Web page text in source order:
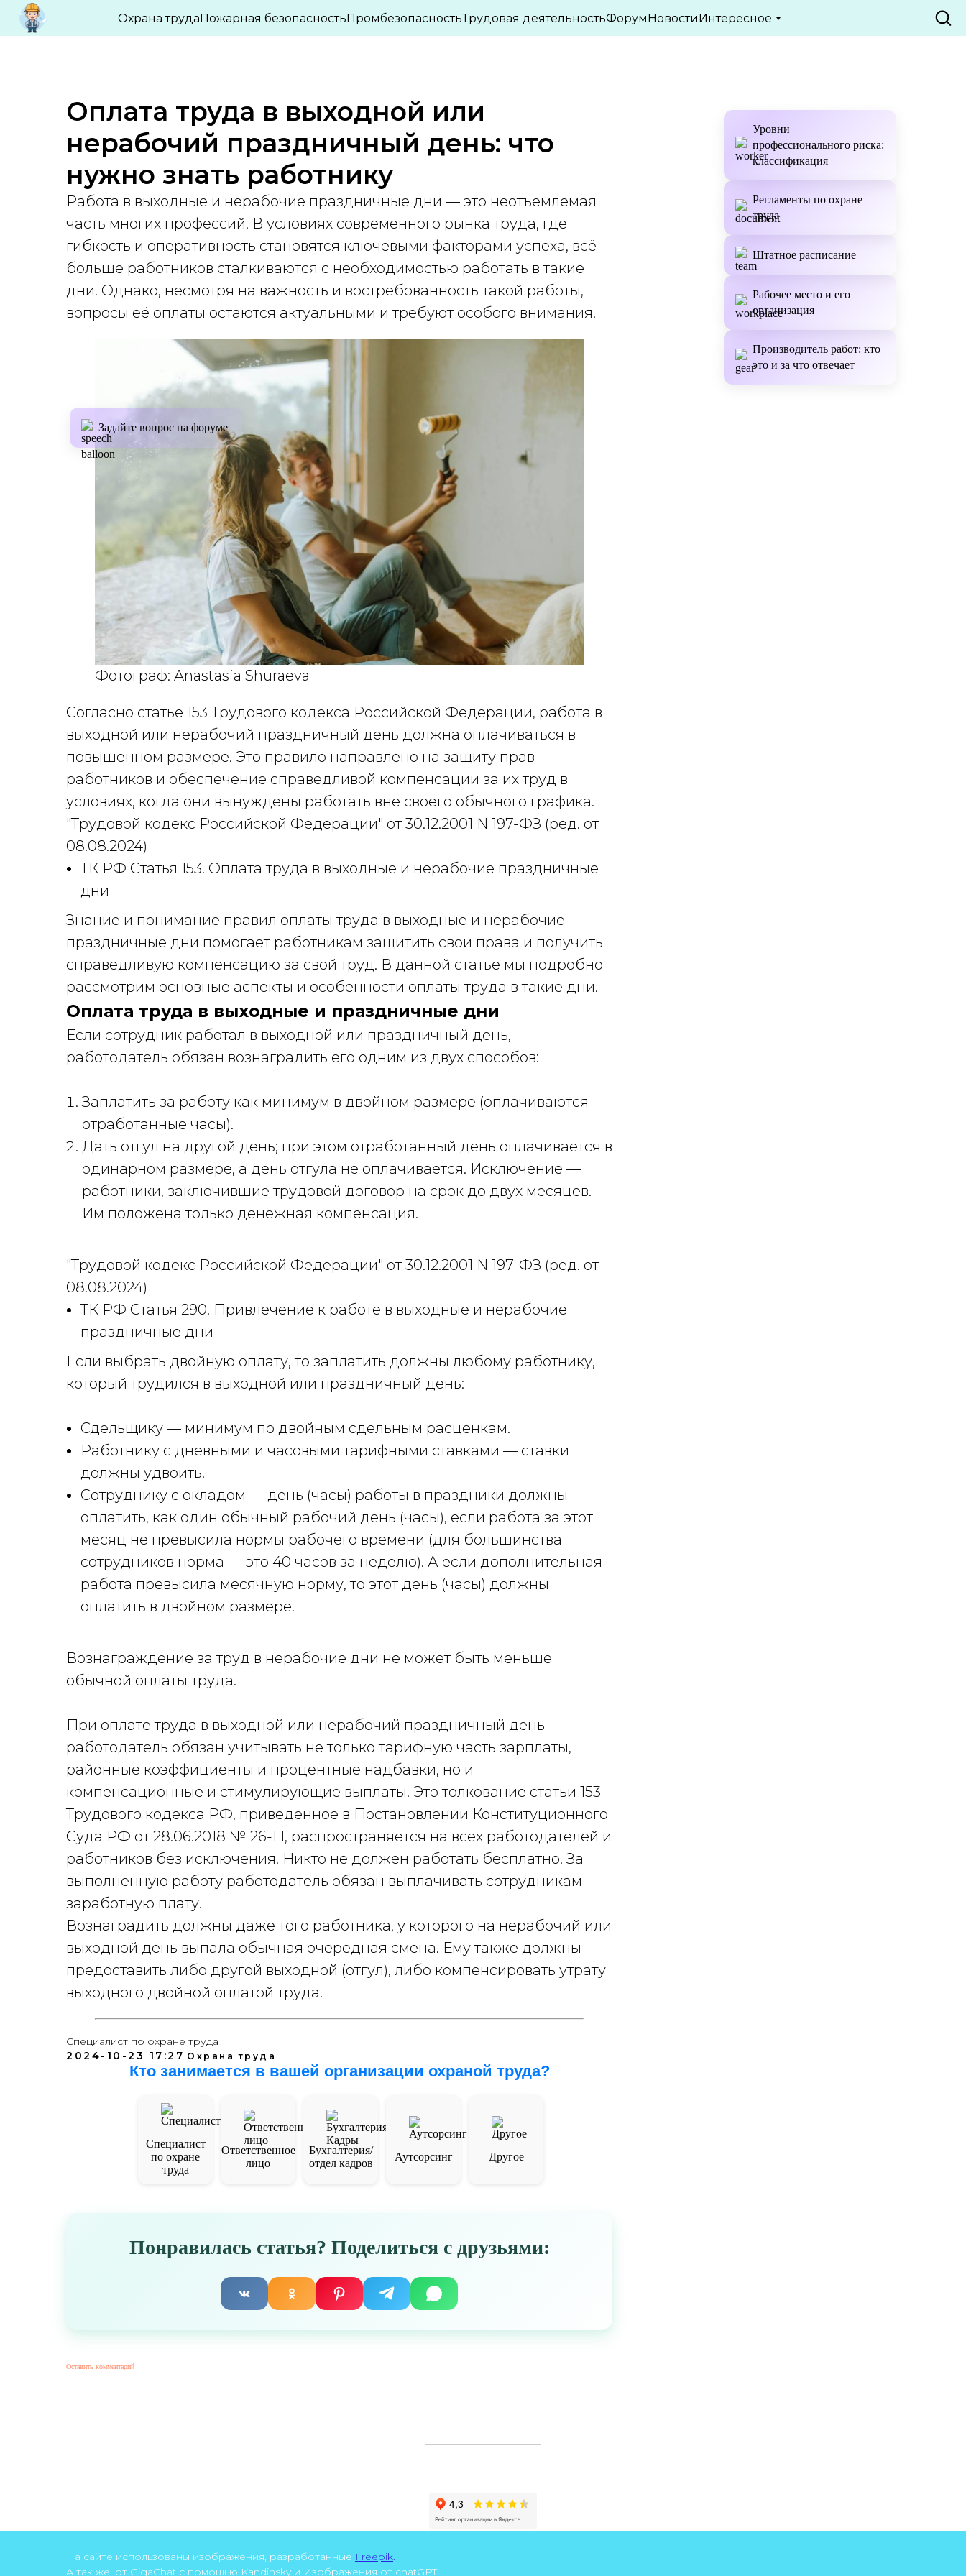
БЛОГ ПО ОХРАНЕ ТРУДА И ПРОМБЕЗОПАСНОСТИ » ОХРАНА ТРУДА » ИНТЕРЕСНЫЕ СТАТЬИ
Охрана трудаПожарная безопасностьПромбезопасностьТрудовая деятельностьФорумНовостиИнтересное
Оплата труда в выходной или
нерабочий праздничный день: что
нужно знать работнику
Работа в выходные и нерабочие праздничные дни — это неотъемлемая
часть многих профессий. В условиях современного рынка труда, где
гибкость и оперативность становятся ключевыми факторами успеха, всё
больше работников сталкиваются с необходимостью работать в такие
дни. Однако, несмотря на важность и востребованность такой работы,
вопросы её оплаты остаются актуальными и требуют особого внимания.
Фотограф: Anastasia Shuraeva
Согласно статье 153 Трудового кодекса Российской Федерации, работа в
выходной или нерабочий праздничный день должна оплачиваться в
повышенном размере. Это правило направлено на защиту прав
работников и обеспечение справедливой компенсации за их труд в
условиях, когда они вынуждены работать вне своего обычного графика.
"Трудовой кодекс Российской Федерации" от 30.12.2001 N 197-ФЗ (ред. от
08.08.2024)
ТК РФ Статья 153. Оплата труда в выходные и нерабочие праздничные
дни
Знание и понимание правил оплаты труда в выходные и нерабочие
праздничные дни помогает работникам защитить свои права и получить
справедливую компенсацию за свой труд. В данной статье мы подробно
рассмотрим основные аспекты и особенности оплаты труда в такие дни.
Оплата труда в выходные и праздничные дни
Если сотрудник работал в выходной или праздничный день,
работодатель обязан вознаградить его одним из двух способов:
Заплатить за работу как минимум в двойном размере (оплачиваются
отработанные часы).
Дать отгул на другой день; при этом отработанный день оплачивается в
одинарном размере, а день отгула не оплачивается. Исключение —
работники, заключившие трудовой договор на срок до двух месяцев.
Им положена только денежная компенсация.
"Трудовой кодекс Российской Федерации" от 30.12.2001 N 197-ФЗ (ред. от
08.08.2024)
ТК РФ Статья 290. Привлечение к работе в выходные и нерабочие
праздничные дни
Если выбрать двойную оплату, то заплатить должны любому работнику,
который трудился в выходной или праздничный день:
Сдельщику — минимум по двойным сдельным расценкам.
Работнику с дневными и часовыми тарифными ставками — ставки
должны удвоить.
Сотруднику с окладом — день (часы) работы в праздники должны
оплатить, как один обычный рабочий день (часы), если работа за этот
месяц не превысила нормы рабочего времени (для большинства
сотрудников норма — это 40 часов за неделю). А если дополнительная
работа превысила месячную норму, то этот день (часы) должны
оплатить в двойном размере.
Вознаграждение за труд в нерабочие дни не может быть меньше
обычной оплаты труда.
При оплате труда в выходной или нерабочий праздничный день
работодатель обязан учитывать не только тарифную часть зарплаты,
районные коэффициенты и процентные надбавки, но и
компенсационные и стимулирующие выплаты. Это толкование статьи 153
Трудового кодекса РФ, приведенное в Постановлении Конституционного
Суда РФ от 28.06.2018 № 26-П, распространяется на всех работодателей и
работников без исключения. Никто не должен работать бесплатно. За
выполненную работу работодатель обязан выплачивать сотрудникам
заработную плату.
Вознаградить должны даже того работника, у которого на нерабочий или
выходной день выпала обычная очередная смена. Ему также должны
предоставить либо другой выходной (отгул), либо компенсировать утрату
выходного двойной оплатой труда.
Специалист по охране труда
2024-10-23 17:27 Охрана труда
Кто занимается в вашей организации охраной труда?
Специалист
по охране
труда
Ответственное
лицо
Бухгалтерия/
отдел кадров
Аутсорсинг Другое
Понравилась статья? Поделиться с друзьями:
Оставить комментарий
Уровни
профессионального риска:
классификация
Регламенты по охране
труда
Штатное расписание
Рабочее место и его
организация
Производитель работ: кто
это и за что отвечает
Задайте вопрос на форуме
На сайте использованы изображения, разработанные Freepik
А так же, от GigaChat с помощью Kandinsky и Изображения от chatGPT